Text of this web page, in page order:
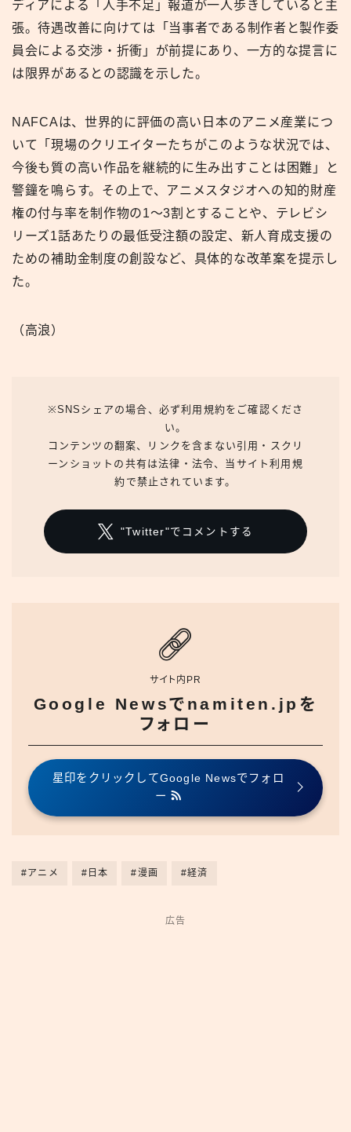
ディアによる「人手不足」報道が一人歩きしていると主
張。待遇改善に向けては「当事者である制作者と製作委
員会による交渉・折衝」が前提にあり、一方的な提言に
は限界があるとの認識を示した。
NAFCAは、世界的に評価の高い日本のアニメ産業につ
いて「現場のクリエイターたちがこのような状況では、
今後も質の高い作品を継続的に生み出すことは困難」と
警鐘を鳴らす。その上で、アニメスタジオへの知的財産
権の付与率を制作物の1～3割とすることや、テレビシ
リーズ1話あたりの最低受注額の設定、新人育成支援の
ための補助金制度の創設など、具体的な改革案を提示し
た。
（高浪）
※SNSシェアの場合、必ず利用規約をご確認くださ
い。
コンテンツの翻案、リンクを含まない引用・スクリ
ーンショットの共有は法律・法令、当サイト利用規
約で禁止されています。
"Twitter"でコメントする
サイト内PR
Google Newsでnamiten.jpを
フォロー
星印をクリックしてGoogle Newsでフォロ
ー
#アニメ #日本 #漫画 #経済
広告